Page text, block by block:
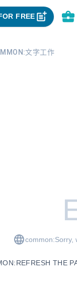
FREE
文字工作
common:Sorry,
THE